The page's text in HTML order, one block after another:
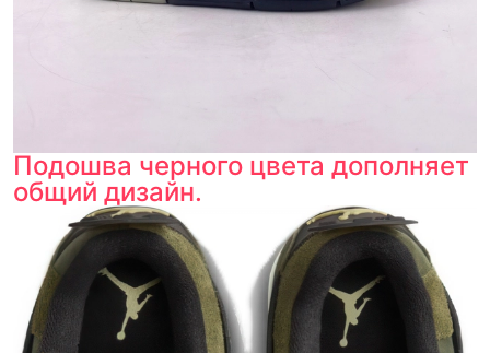
Подошва черного цвета дополняет
общий дизайн.